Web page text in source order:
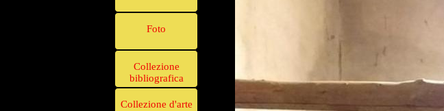
Foto
Collezione
bibliografica
Collezione d'arte